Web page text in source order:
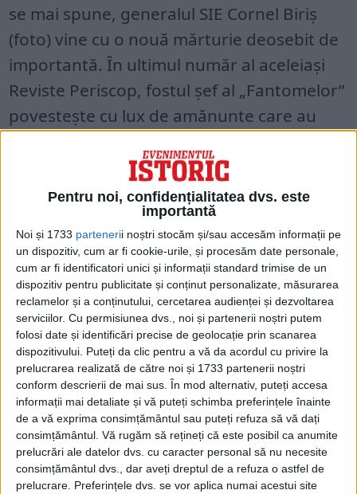
Pentru noi, confidențialitatea dvs. este
importantă
Noi și 1733 partenerii noștri stocăm și/sau accesăm informații pe
un dispozitiv, cum ar fi cookie-urile, și procesăm date personale,
cum ar fi identificatori unici și informații standard trimise de un
dispozitiv pentru publicitate și conținut personalizate, măsurarea
reclamelor și a conținutului, cercetarea audienței și dezvoltarea
serviciilor. Cu permisiunea dvs., noi și partenerii noștri putem
folosi date și identificări precise de geolocație prin scanarea
dispozitivului. Puteți da clic pentru a vă da acordul cu privire la
prelucrarea realizată de către noi și 1733 partenerii noștri
conform descrierii de mai sus. În mod alternativ, puteți accesa
informații mai detaliate și vă puteți schimba preferințele înainte
de a vă exprima consimțământul sau puteți refuza să vă dați
consimțământul. Vă rugăm să rețineți că este posibil ca anumite
prelucrări ale datelor dvs. cu caracter personal să nu necesite
consimțământul dvs., dar aveți dreptul de a refuza o astfel de
prelucrare. Preferințele dvs. se vor aplica numai acestui site
se mai spune, generalul SIE Cornel Biriș
(foto) vine cu o nouă mărturie deosebit de
importantă. În ultimul număr al aceleiași
Reviste Periscop, fostul șef al „Fantomelor”
povestește cu lux de amănunte care au
generalul de Securitate Ion Mihai Pacepa,
consilier personal al președintelui Nicolae
Ceaușescu și adjunct al șefului
Departamentului de Informații Externe, a
dezertat în anul 1978.
Acces restricționat. Dacă doriți să citiți
acest articol, mergeți pe
edituradecarte.roși achiziționați ediția
Noiembrie 2018
Din ultima ediție ...
Regina României